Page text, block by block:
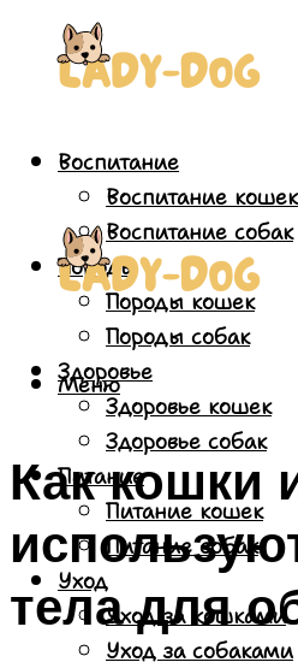
Воспитание
Воспитание кошек
Воспитание собак
Породы
Породы кошек
Породы собак
Здоровье
Здоровье кошек
Здоровье собак
Питание
Питание кошек
Питание собак
Уход
Уход за кошками
Уход за собаками
Меню
Как кошки
тела для